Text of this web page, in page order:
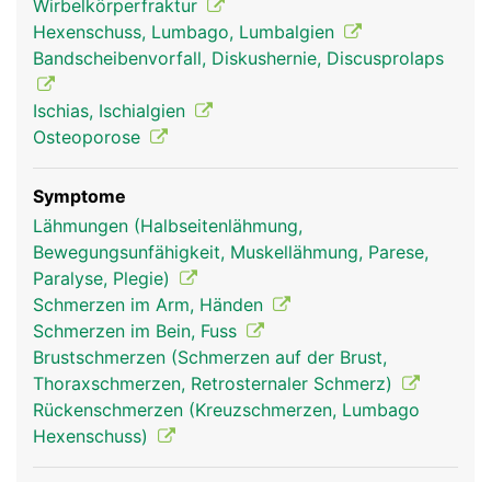
tritt der längste Nerv des Körpers aus, der
Ischiasnerv, der die Rückseite der Beine bis zu den
Füssen versorgt. In der Lendenwirbelsäule endet
ausserdem das Rückenmark.
Frau Mann
Wirbelkörperfraktur
Hexenschuss, Lumbago, Lumbalgien
Bandscheibenvorfall, Diskushernie, Discusprolaps
Ischias, Ischialgien
Osteoporose
Symptome
Lähmungen (Halbseitenlähmung,
Bewegungsunfähigkeit, Muskellähmung, Parese,
Paralyse, Plegie)
Schmerzen im Arm, Händen
Schmerzen im Bein, Fuss
Brustschmerzen (Schmerzen auf der Brust,
Thoraxschmerzen, Retrosternaler Schmerz)
Rückenschmerzen (Kreuzschmerzen, Lumbago
Hexenschuss)